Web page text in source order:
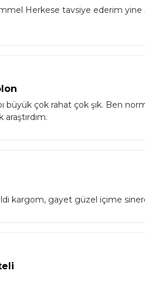
Herkese tavsiye ederim yine
büyük çok rahat çok şık. Ben
kargom, gayet güzel içime